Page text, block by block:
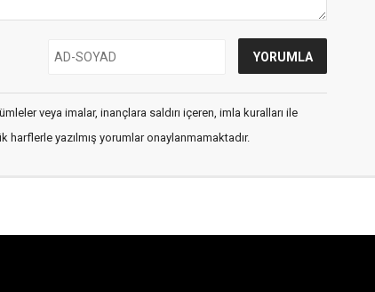
veya imalar, inançlara saldırı içeren, imla kuralları ile
harflerle yazılmış yorumlar onaylanmamaktadır.